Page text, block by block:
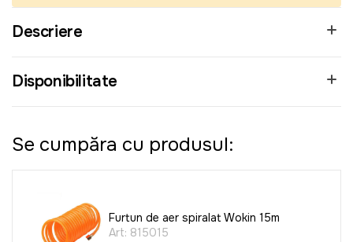
Descriere
Disponibilitate
Se cumpăra cu produsul:
Furtun de aer spiralat Wokin 15m
Art: 815015